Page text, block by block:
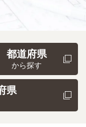
都道府県
から探す
県